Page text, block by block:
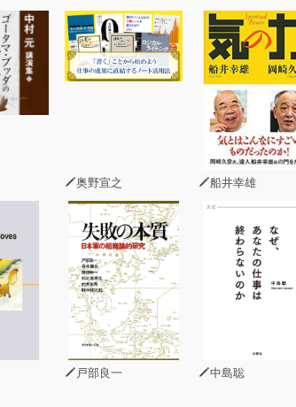
奥野宣之 船井幸雄
戸部良一 中島聡